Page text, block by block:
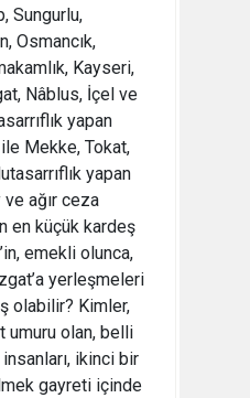
Sungurlu,
Osmancık,
Kayseri,
Nâblus, İçel ve
yapan
Mekke, Tokat,
yapan
ağır ceza
en küçük kardeş
emekli olunca,
yerleşmeleri
olabilir? Kimler,
olan, belli
ikinci bir
gayreti içinde